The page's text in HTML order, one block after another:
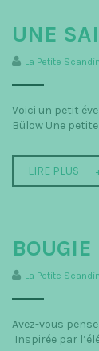
UNE
La Petite
Voici un petit
Bülow Une
LIRE PLUS
La Petite
Avez-vous
Inspirée par